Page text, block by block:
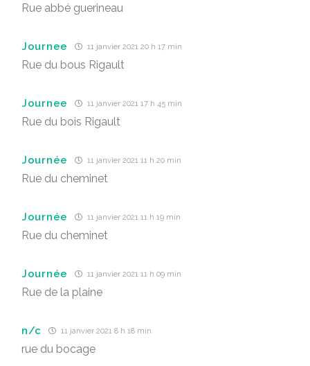
Rue abbé guerineau
Journee 11 janvier 2021 20 h 17 min
Rue du bous Rigault
Journee 11 janvier 2021 17 h 45 min
Rue du bois Rigault
Journée 11 janvier 2021 11 h 20 min
Rue du cheminet
Journée 11 janvier 2021 11 h 19 min
Rue du cheminet
Journée 11 janvier 2021 11 h 09 min
Rue de la plaine
n/c 11 janvier 2021 8 h 18 min
rue du bocage